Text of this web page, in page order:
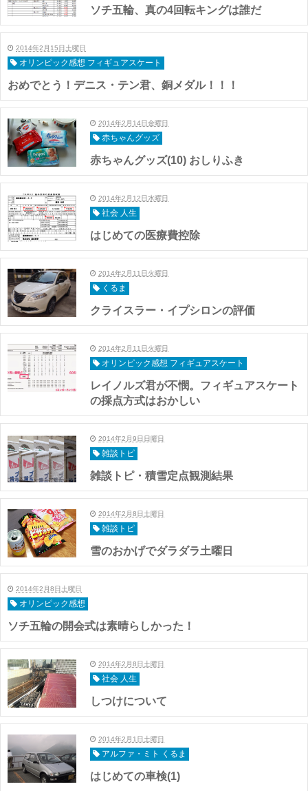
ソチ五輪、真の4回転キングは誰だ
2014年2月15日土曜日
オリンピック感想 フィギュアスケート
おめでとう！デニス・テン君、銅メダル！！！
2014年2月14日金曜日
赤ちゃんグッズ
赤ちゃんグッズ(10) おしりふき
2014年2月12日水曜日
社会 人生
はじめての医療費控除
2014年2月11日火曜日
くるま
クライスラー・イプシロンの評価
2014年2月11日火曜日
オリンピック感想 フィギュアスケート
レイノルズ君が不憫。フィギュアスケート
の採点方式はおかしい
2014年2月9日日曜日
雑談トピ
雑談トピ・積雪定点観測結果
2014年2月8日土曜日
雑談トピ
雪のおかげでダラダラ土曜日
2014年2月8日土曜日
オリンピック感想
ソチ五輪の開会式は素晴らしかった！
2014年2月8日土曜日
社会 人生
しつけについて
2014年2月1日土曜日
アルファ・ミト くるま
はじめての車検(1)